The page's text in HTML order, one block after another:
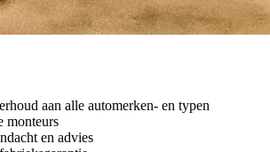
aan alle automerken- en typen
monteurs
en advies